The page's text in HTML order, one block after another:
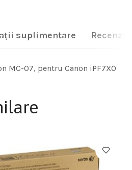
suplimentare Recenzii
MC-07, pentru Canon iPF7X0